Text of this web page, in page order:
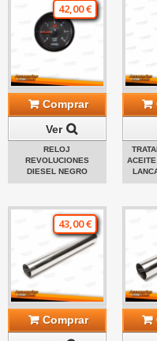
42,00 €
Comprar
Ver
RELOJ
REVOLUCIONES
DIESEL NEGRO
43,00 €
Comprar